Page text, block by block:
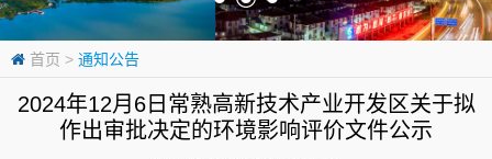
首页 > 通知公告
2024年12月6日常熟高新技术产业开发区关于拟
作出审批决定的环境影响评价文件公示